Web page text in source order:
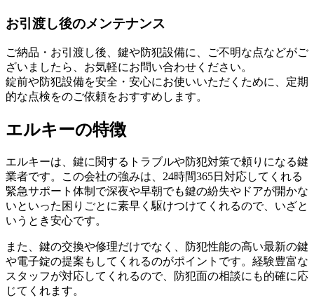
お引渡し後のメンテナンス
ご納品・お引渡し後、鍵や防犯設備に、ご不明な点などがご
ざいましたら、お気軽にお問い合わせください。
錠前や防犯設備を安全・安心にお使いいただくために、定期
的な点検をのご依頼をおすすめします。
エルキーの特徴
エルキーは、鍵に関するトラブルや防犯対策で頼りになる鍵
業者です。この会社の強みは、24時間365日対応してくれる
緊急サポート体制で深夜や早朝でも鍵の紛失やドアが開かな
いといった困りごとに素早く駆けつけてくれるので、いざと
いうとき安心です。
また、鍵の交換や修理だけでなく、防犯性能の高い最新の鍵
や電子錠の提案もしてくれるのがポイントです。経験豊富な
スタッフが対応してくれるので、防犯面の相談にも的確に応
じてくれます。